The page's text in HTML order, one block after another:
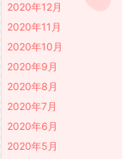
2020年12月
2020年11月
2020年10月
2020年9月
2020年8月
2020年7月
2020年6月
2020年5月